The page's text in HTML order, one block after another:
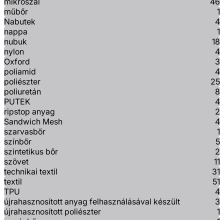
műbőr
1
Nabutek
4
nappa
1
nubuk
18
nylon
4
Oxford
3
poliamid
4
poliészter
25
poliuretán
8
PUTEK
4
ripstop anyag
2
Sandwich Mesh
4
szarvasbőr
1
színbőr
5
szintetikus bőr
2
szövet
11
technikai textil
31
textil
51
TPU
4
újrahasznosított anyag felhasználásával készült
3
újrahasznosított poliészter
1